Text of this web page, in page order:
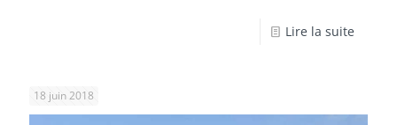
Lire la suite
18 juin 2018